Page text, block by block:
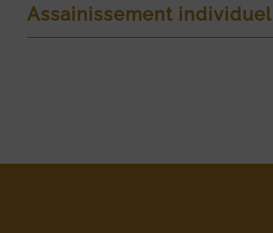
Assainissement individuel